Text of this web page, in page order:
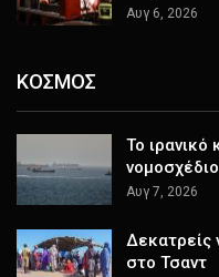
Αυγ 6, 2026
ΚΟΣΜΟΣ
Το ιρανικό
Αυγ 7, 2026
Δεκατρείς
στο Τσαντ